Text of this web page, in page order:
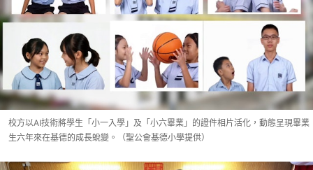
校方以AI技術將學生「小一入學」及「小六畢業」的證件相片活化，動態呈現畢業
生六年來在基德的成長蛻變。（聖公會基德小學提供）